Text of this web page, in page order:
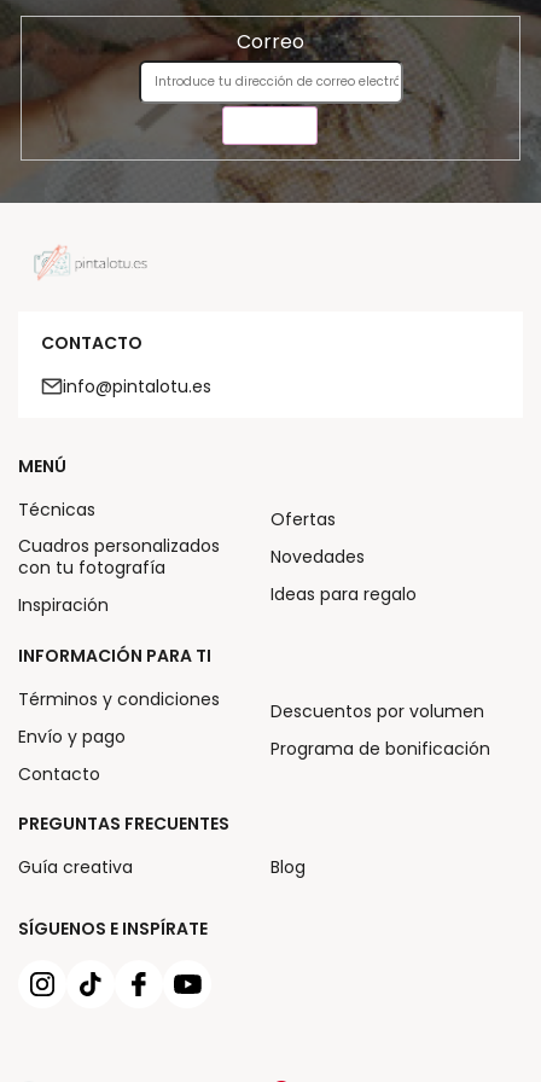
Correo
CONTACTO
info@pintalotu.es
SÍGUENOS E INSPÍRATE
MENÚ
Técnicas
Cuadros personalizados
con tu fotografía
Inspiración
Ofertas
Novedades
Ideas para regalo
INFORMACIÓN PARA TI
Términos y condiciones
Envío y pago
Contacto
Descuentos por volumen
Programa de bonificación
PREGUNTAS FRECUENTES
Guía creativa
Blog